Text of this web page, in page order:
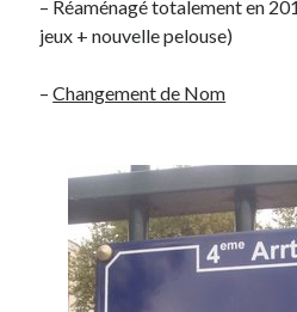
– Réaménagé totalement en
jeux + nouvelle pelouse)
–Changement de Nom